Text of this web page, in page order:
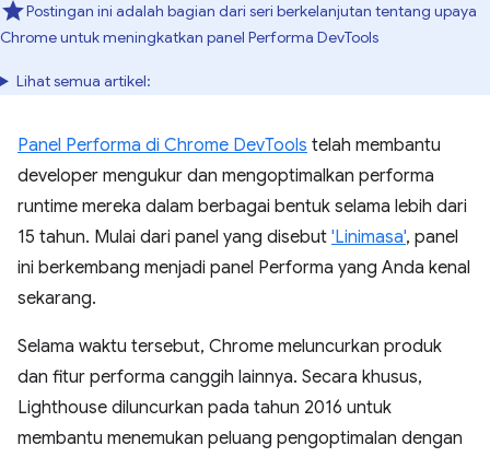
Postingan ini adalah bagian dari seri berkelanjutan tentang upaya
Chrome untuk meningkatkan panel Performa DevTools
Lihat semua artikel:
Panel Performa di Chrome DevTools telah membantu
developer mengukur dan mengoptimalkan performa
runtime mereka dalam berbagai bentuk selama lebih dari
15 tahun. Mulai dari panel yang disebut 'Linimasa', panel
ini berkembang menjadi panel Performa yang Anda kenal
sekarang.
Selama waktu tersebut, Chrome meluncurkan produk
dan fitur performa canggih lainnya. Secara khusus,
Lighthouse diluncurkan pada tahun 2016 untuk
membantu menemukan peluang pengoptimalan dengan